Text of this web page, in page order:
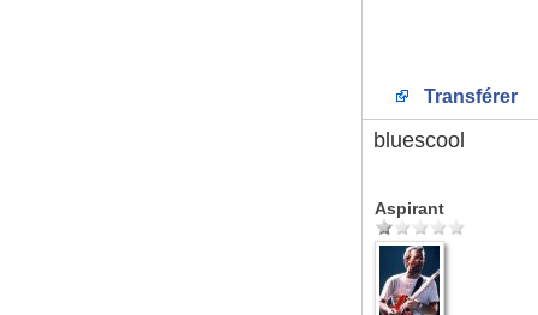
Transférer
bluescool
Aspirant